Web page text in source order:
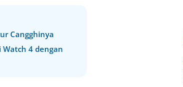
Cangghinya
4 dengan